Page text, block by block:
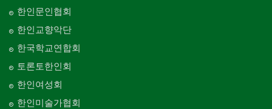
한인문인협회
한인교향악단
한국학교연합회
토론토한인회
한인여성회
한인미술가협회